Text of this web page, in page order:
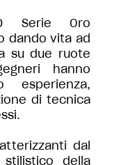
Serie Oro
dando vita ad
su due ruote
hanno
di tecnica
dal
della